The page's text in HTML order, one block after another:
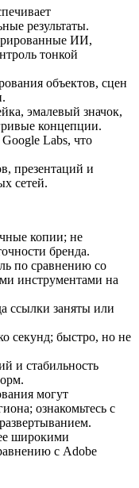
результаты.
ИИ,
тонкой
объектов, сцен
эмалевый значок,
концепции.
Google Labs, что
презентаций и
сетей.
копии; не
бренда.
по сравнению со
инструментами на
ссылки заняты или
секунд; быстро, но не
и стабильность
могут
ознакомьтесь с
широкими
с Adobe